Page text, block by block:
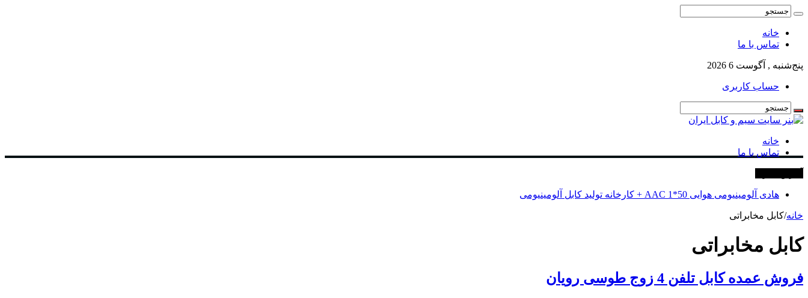
خانه
تماس با ما
پنج‌شنبه , آگوست 6 2026
حساب کاربری
خانه
تماس با ما
هادی آلومینیومی هوایی 50*1 AAC + کارخانه تولید کابل آلومینیومی
خانه/کابل مخابراتی
کابل مخابراتی
فروش عمده کابل تلفن 4 زوج طوسی رویان